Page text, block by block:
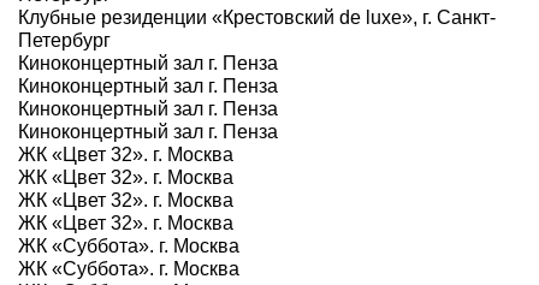
Клубные резиденции «Крестовский de luxe», г. Санкт-
Петербург
Киноконцертный зал г. Пенза
Киноконцертный зал г. Пенза
Киноконцертный зал г. Пенза
Киноконцертный зал г. Пенза
ЖК «Цвет 32». г. Москва
ЖК «Цвет 32». г. Москва
ЖК «Цвет 32». г. Москва
ЖК «Цвет 32». г. Москва
ЖК «Суббота». г. Москва
ЖК «Суббота». г. Москва